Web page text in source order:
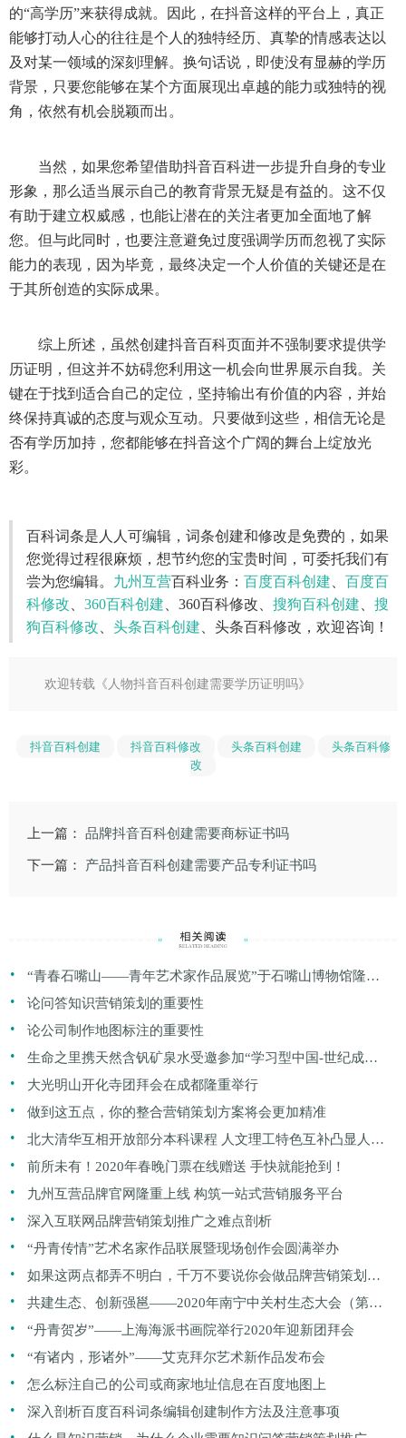
的“高学历”来获得成就。因此，在抖音这样的平台上，真正
能够打动人心的往往是个人的独特经历、真挚的情感表达以
及对某一领域的深刻理解。换句话说，即使没有显赫的学历
背景，只要您能够在某个方面展现出卓越的能力或独特的视
角，依然有机会脱颖而出。
当然，如果您希望借助抖音百科进一步提升自身的专业
形象，那么适当展示自己的教育背景无疑是有益的。这不仅
有助于建立权威感，也能让潜在的关注者更加全面地了解
您。但与此同时，也要注意避免过度强调学历而忽视了实际
能力的表现，因为毕竟，最终决定一个人价值的关键还是在
于其所创造的实际成果。
综上所述，虽然创建抖音百科页面并不强制要求提供学
历证明，但这并不妨碍您利用这一机会向世界展示自我。关
键在于找到适合自己的定位，坚持输出有价值的内容，并始
终保持真诚的态度与观众互动。只要做到这些，相信无论是
否有学历加持，您都能够在抖音这个广阔的舞台上绽放光
彩。
百科词条是人人可编辑，词条创建和修改是免费的，如果
您觉得过程很麻烦，想节约您的宝贵时间，可委托我们有
尝为您编辑。 九州互营百科业务： 百度百科创建
百度百
科修改
360百科创建 、360百科修改、 搜狗百科创建
搜
狗百科修改
头条百科创建 、头条百科修改，欢迎咨询！
欢迎转载《 人物抖音百科创建需要学历证明吗》
抖音百科创建 抖音百科修改 头条百科创建
头条百科修
改
上一篇： 品牌抖音百科创建需要商标证书吗
下一篇： 产品抖音百科创建需要产品专利证书吗
.
“青春石嘴山——青年艺术家作品展览”于石嘴山博物馆隆重
开幕
. 论问答知识营销策划的重要性
. 论公司制作地图标注的重要性
.
生命之里携天然含钒矿泉水受邀参加“学习型中国-世纪成功
论坛”
. 大光明山开化寺团拜会在成都隆重举行
. 做到这五点，你的整合营销策划方案将会更加精准
.
北大清华互相开放部分本科课程 人文理工特色互补凸显人性
化
. 前所未有！2020年春晚门票在线赠送 手快就能抢到！
. 九州互营品牌官网隆重上线 构筑一站式营销服务平台
. 深入互联网品牌营销策划推广之难点剖析
. “丹青传情”艺术名家作品联展暨现场创作会圆满举办
.
如果这两点都弄不明白，千万不要说你会做品牌营销策划推
广
.
共建生态、创新强邕——2020年南宁中关村生态大会（第三
届）成功举办
. “丹青贺岁”——上海海派书画院举行2020年迎新团拜会
. “有诸内，形诸外”——艾克拜尔艺术新作品发布会
. 怎么标注自己的公司或商家地址信息在百度地图上
. 深入剖析百度百科词条编辑创建制作方法及注意事项
.